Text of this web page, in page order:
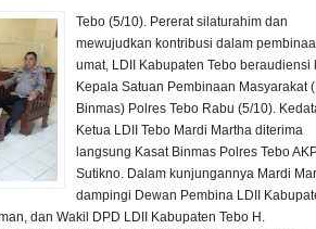
Tebo (5/10). Pererat silaturahim dan
mewujudkan kontribusi dalam
umat, LDII Kabupaten Tebo beraudiensi
Kepala Satuan Pembinaan Masyarakat
Binmas) Polres Tebo Rabu (5/10).
Ketua LDII Tebo Mardi Martha diterima
langsung Kasat Binmas Polres Tebo
Sutikno. Dalam kunjungannya Mardi
dampingi Dewan Pembina LDII
dan Wakil DPD LDII Kabupaten Tebo H.